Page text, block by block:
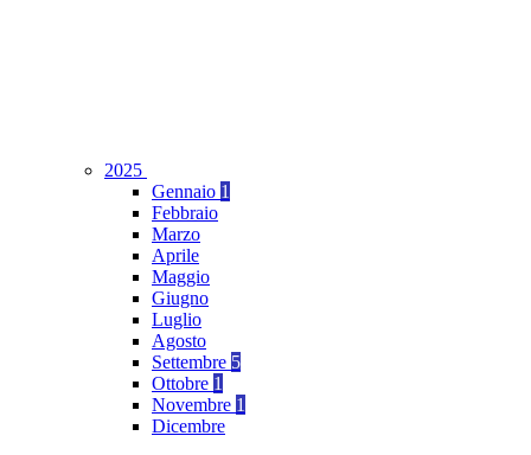
2025
Gennaio 1
Febbraio
Marzo
Aprile
Maggio
Giugno
Luglio
Agosto
Settembre 5
Ottobre 1
Novembre 1
Dicembre